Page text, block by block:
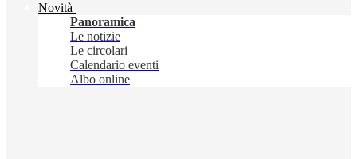
Novità
Panoramica
Le notizie
Le circolari
Calendario eventi
Albo online